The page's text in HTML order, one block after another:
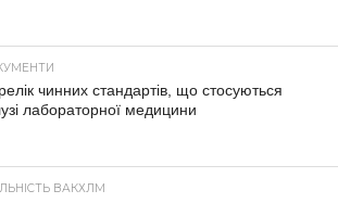
чинних стандартів, що стосуються
лабораторної медицини
ВАКХЛМ